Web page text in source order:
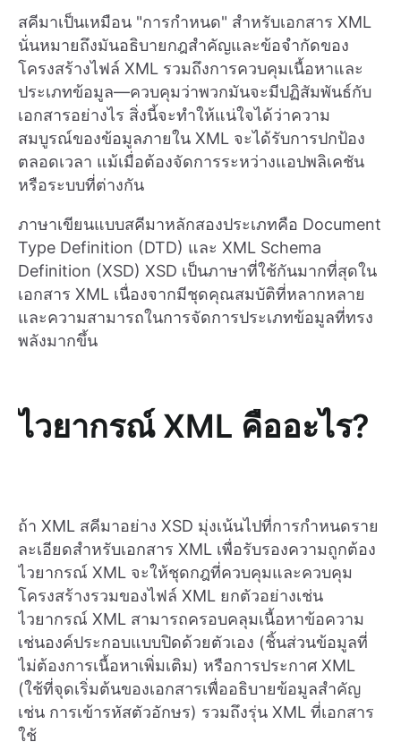
สคีมาเป็นเหมือน "การกำหนด" สำหรับเอกสาร XML
นั่นหมายถึงมันอธิบายกฎสำคัญและข้อจำกัดของ
โครงสร้างไฟล์ XML รวมถึงการควบคุมเนื้อหาและ
ประเภทข้อมูล—ควบคุมว่าพวกมันจะมีปฏิสัมพันธ์กับ
เอกสารอย่างไร สิ่งนี้จะทำให้แน่ใจได้ว่าความ
สมบูรณ์ของข้อมูลภายใน XML จะได้รับการปกป้อง
ตลอดเวลา แม้เมื่อต้องจัดการระหว่างแอปพลิเคชัน
หรือระบบที่ต่างกัน
ภาษาเขียนแบบสคีมาหลักสองประเภทคือ Document
Type Definition (DTD) และ XML Schema
Definition (XSD) XSD เป็นภาษาที่ใช้กันมากที่สุดใน
เอกสาร XML เนื่องจากมีชุดคุณสมบัติที่หลากหลาย
และความสามารถในการจัดการประเภทข้อมูลที่ทรง
พลังมากขึ้น
ไวยากรณ์ XML คืออะไร?
ถ้า XML สคีมาอย่าง XSD มุ่งเน้นไปที่การกำหนดราย
ละเอียดสำหรับเอกสาร XML เพื่อรับรองความถูกต้อง
ไวยากรณ์ XML จะให้ชุดกฎที่ควบคุมและควบคุม
โครงสร้างรวมของไฟล์ XML ยกตัวอย่างเช่น
ไวยากรณ์ XML สามารถครอบคลุมเนื้อหาข้อความ
เช่นองค์ประกอบแบบปิดด้วยตัวเอง (ชิ้นส่วนข้อมูลที่
ไม่ต้องการเนื้อหาเพิ่มเติม) หรือการประกาศ XML
(ใช้ที่จุดเริ่มต้นของเอกสารเพื่ออธิบายข้อมูลสำคัญ
เช่น การเข้ารหัสตัวอักษร) รวมถึงรุ่น XML ที่เอกสาร
ใช้